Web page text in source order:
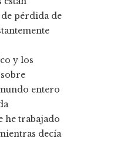
pérdida de
y los
entero
he trabajado
decía